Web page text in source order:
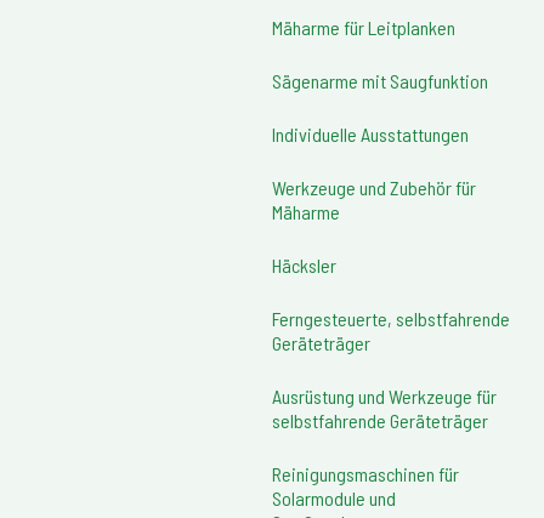
Mäharme für Leitplanken
Sägenarme mit Saugfunktion
Individuelle Ausstattungen
Werkzeuge und Zubehör für
Mäharme
Häcksler
Ferngesteuerte, selbstfahrende
Geräteträger
Ausrüstung und Werkzeuge für
selbstfahrende Geräteträger
Reinigungsmaschinen für
Solarmodule und